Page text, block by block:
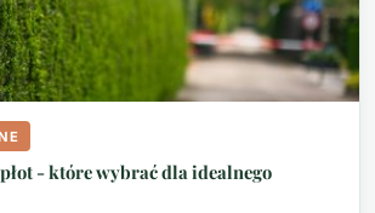
- które wybrać dla idealnego